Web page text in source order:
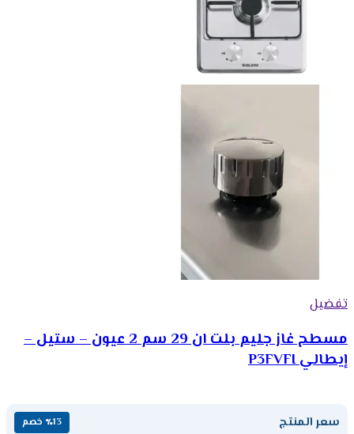
تفضيل
مسطح غاز جليم بلت ان 29 سم 2 عيون – ستيل –
إيطالي P3FVFI
سعر المنتج ٪13 خصم